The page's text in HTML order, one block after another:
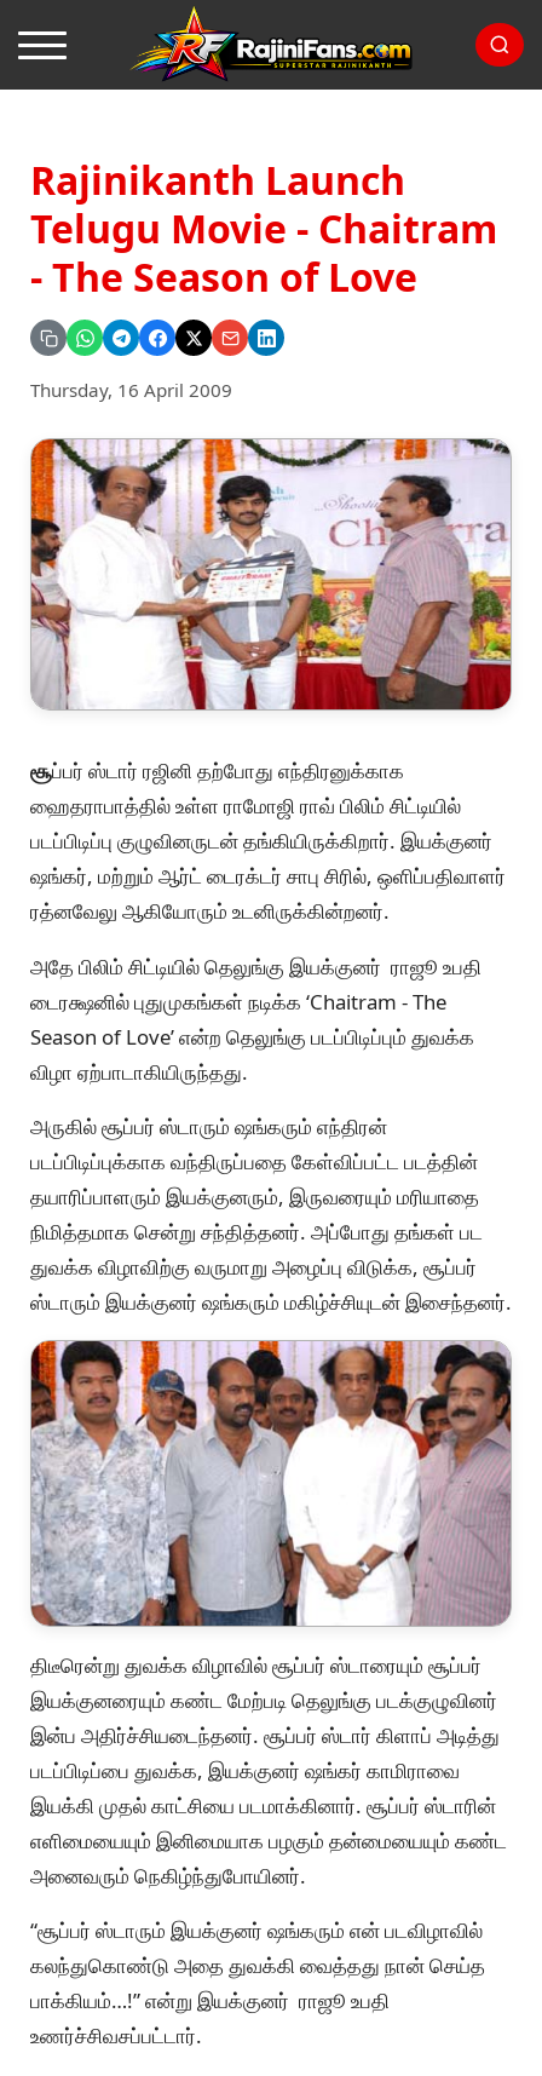
Rajinikanth Launch
Telugu Movie - Chaitram
- The Season of Love
Thursday, 16 April 2009
சூப்பர் ஸ்டார் ரஜினி தற்போது எந்திரனுக்காக
ஹைதராபாத்தில் உள்ள ராமோஜி ராவ் பிலிம் சிட்டியில்
படப்பிடிப்பு குழுவினருடன் தங்கியிருக்கிறார். இயக்குனர்
ஷங்கர், மற்றும் ஆர்ட் டைரக்டர் சாபு சிரில், ஒளிப்பதிவாளர்
ரத்னவேலு ஆகியோரும் உடனிருக்கின்றனர்.
அதே பிலிம் சிட்டியில் தெலுங்கு இயக்குனர் ராஜூ உபதி
டைரக்ஷனில் புதுமுகங்கள் நடிக்க ‘Chaitram - The
Season of Love’ என்ற தெலுங்கு படப்பிடிப்பும் துவக்க
விழா ஏற்பாடாகியிருந்தது.
அருகில் சூப்பர் ஸ்டாரும் ஷங்கரும் எந்திரன்
படப்பிடிப்புக்காக வந்திருப்பதை கேள்விப்பட்ட படத்தின்
தயாரிப்பாளரும் இயக்குனரும், இருவரையும் மரியாதை
நிமித்தமாக சென்று சந்தித்தனர். அப்போது தங்கள் பட
துவக்க விழாவிற்கு வருமாறு அழைப்பு விடுக்க, சூப்பர்
ஸ்டாரும் இயக்குனர் ஷங்கரும் மகிழ்ச்சியுடன் இசைந்தனர்.
திடீரென்று துவக்க விழாவில் சூப்பர் ஸ்டாரையும் சூப்பர்
இயக்குனரையும் கண்ட மேற்படி தெலுங்கு படக்குழுவினர்
இன்ப அதிர்ச்சியடைந்தனர். சூப்பர் ஸ்டார் கிளாப் அடித்து
படப்பிடிப்பை துவக்க, இயக்குனர் ஷங்கர் காமிராவை
இயக்கி முதல் காட்சியை படமாக்கினார். சூப்பர் ஸ்டாரின்
எளிமையையும் இனிமையாக பழகும் தன்மையையும் கண்ட
அனைவரும் நெகிழ்ந்துபோயினர்.
“சூப்பர் ஸ்டாரும் இயக்குனர் ஷங்கரும் என் படவிழாவில்
கலந்துகொண்டு அதை துவக்கி வைத்தது நான் செய்த
பாக்கியம்…!” என்று இயக்குனர் ராஜூ உபதி
உணர்ச்சிவசப்பட்டார்.